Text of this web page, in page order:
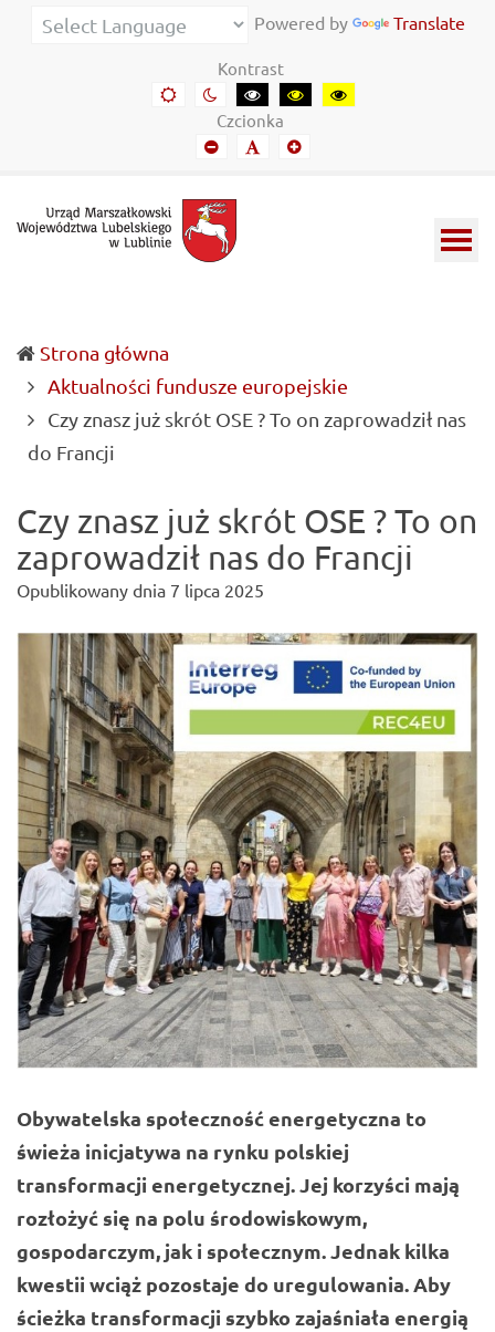
Urząd
Informacje
Lubelszczyźnie
Powered by Translate
Kontrast
Domyślny
kontrast
Kontrast
nocny
Kontrast
czarny-
biały
Kontrast
czarny-
Kontrast
żółto-
Czcionka
Mniejszy
font
Domyślny
font
Mniejszy
Strona główna
Aktualności fundusze europejskie
Czy znasz już skrót OSE ? To on zaprowadził nas
do Francji
Czy znasz już skrót OSE ? To on
zaprowadził nas do Francji
Opublikowany dnia 7 lipca 2025
Obywatelska społeczność energetyczna to
świeża inicjatywa na rynku polskiej
transformacji energetycznej. Jej korzyści mają
rozłożyć się na polu środowiskowym,
gospodarczym, jak i społecznym. Jednak kilka
kwestii wciąż pozostaje do uregulowania. Aby
ścieżka transformacji szybko zajaśniała energią